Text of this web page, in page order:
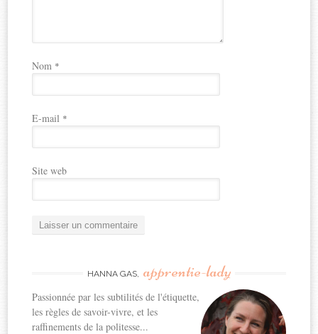
Nom *
E-mail *
Site web
HANNA GAS, apprentie-lady
Passionnée par les subtilités de l'étiquette,
les règles de savoir-vivre, et les
raffinements de la politesse...